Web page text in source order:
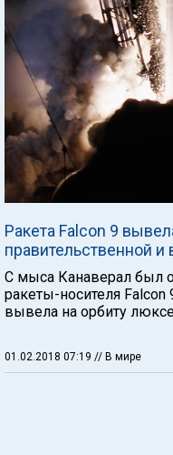
Ракета Falcon 9
правительственной и
С мыса Канаверал был
ракеты-носителя Falcon
вывела на орбиту
01.02.2018 07:19 // В мире